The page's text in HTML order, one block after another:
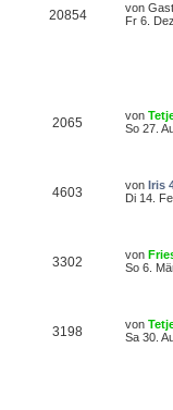
20854 von Gast
Fr 6.
2065 von
So 27.
4603 von Iris
Di 14.
3302 von
So 6.
3198 von
Sa 30.